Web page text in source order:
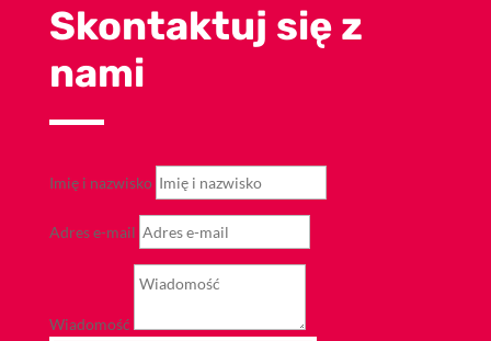
Skontaktuj się z
nami
Imię i nazwisko
Adres e-mail
Wiadomość